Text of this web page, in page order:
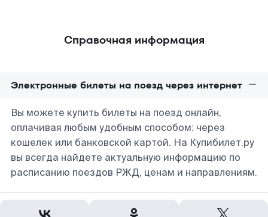
Справочная информация
Электронные билеты на поезд через интернет
Вы можете купить билеты на поезд онлайн,
оплачивая любым удобным способом: через
кошелек или банковской картой. На Купибилет.ру
вы всегда найдете актуальную информацию по
расписанию поездов РЖД, ценам и направлениям.